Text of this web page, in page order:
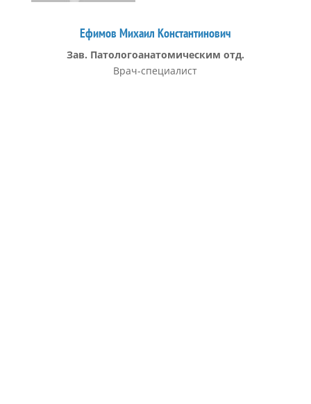
Ефимов Михаил Константинович
Зав. Патологоанатомическим отд.
Врач-специалист